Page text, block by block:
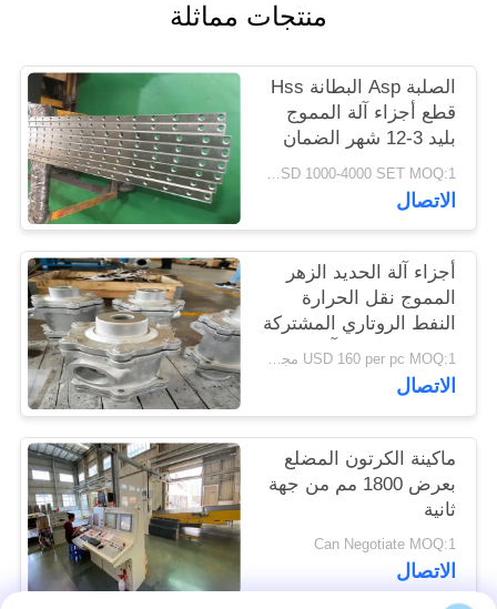
الموقع
PRIVACY
POLICY
منتجات مماثلة
الصلبة Asp البطانة Hss
قطع أجزاء آلة المموج
بليد 3-12 شهر الضمان
USD 1000-4000 SET MOQ:1 مجموعة
الاتصال
أجزاء آلة الحديد الزهر
المموج نقل الحرارة
النفط الروتاري المشتركة
علاج مكافحة التآكل
USD 160 per pc MOQ:1 مجموعة
الاتصال
ماكينة الكرتون المضلع
بعرض 1800 مم من جهة
ثانية
Can Negotiate MOQ:1
الاتصال